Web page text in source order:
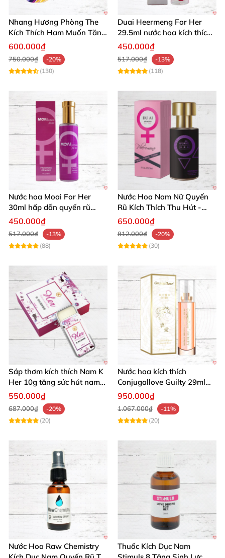
Nhang Hương Phòng The
Kích Thích Ham Muốn Tăng
Khoái Cảm
600.000₫
750.000₫
-20%
(130)
Duai Heermeng For Her
29.5ml nước hoa kích thích
nam hấp dẫn
450.000₫
517.000₫
-13%
(118)
Nước hoa Moai For Her
30ml hấp dẫn quyến rũ
dành cho nam
450.000₫
517.000₫
-13%
(88)
Nước Hoa Nam Nữ Quyến
Rũ Kích Thích Thu Hút -
Chai 30ml
650.000₫
812.000₫
-20%
(30)
Sáp thơm kích thích Nam K
Her 10g tăng sức hút nam
giới tự tin
550.000₫
687.000₫
-20%
(20)
Nước hoa kích thích
Conjugallove Guilty 29ml
thơm quyến rũ hấp dẫn
950.000₫
1.067.000₫
-11%
(20)
Nước Hoa Raw Chemistry
Thuốc Kích Dục Nam